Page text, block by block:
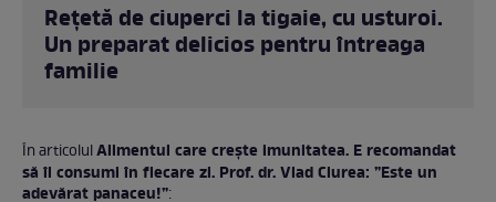
Rețetă de ciuperci la tigaie, cu usturoi.
Un preparat delicios pentru întreaga
familie
În articolulAlimentul care crește imunitatea. E recomandat
să îl consumi în fiecare zi. Prof. dr. Vlad Ciurea: ”Este un
adevărat panaceu!”: